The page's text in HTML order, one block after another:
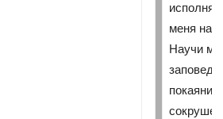
меня на
Научи
заповеди